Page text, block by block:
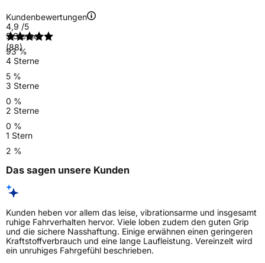
Kundenbewertungen
4,9 /5
(88)
5 Sterne
93 %
4 Sterne
5 %
3 Sterne
0 %
2 Sterne
0 %
1 Stern
2 %
Das sagen unsere Kunden
Kunden heben vor allem das leise, vibrationsarme und insgesamt
ruhige Fahrverhalten hervor. Viele loben zudem den guten Grip
und die sichere Nasshaftung. Einige erwähnen einen geringeren
Kraftstoffverbrauch und eine lange Laufleistung. Vereinzelt wird
ein unruhiges Fahrgefühl beschrieben.